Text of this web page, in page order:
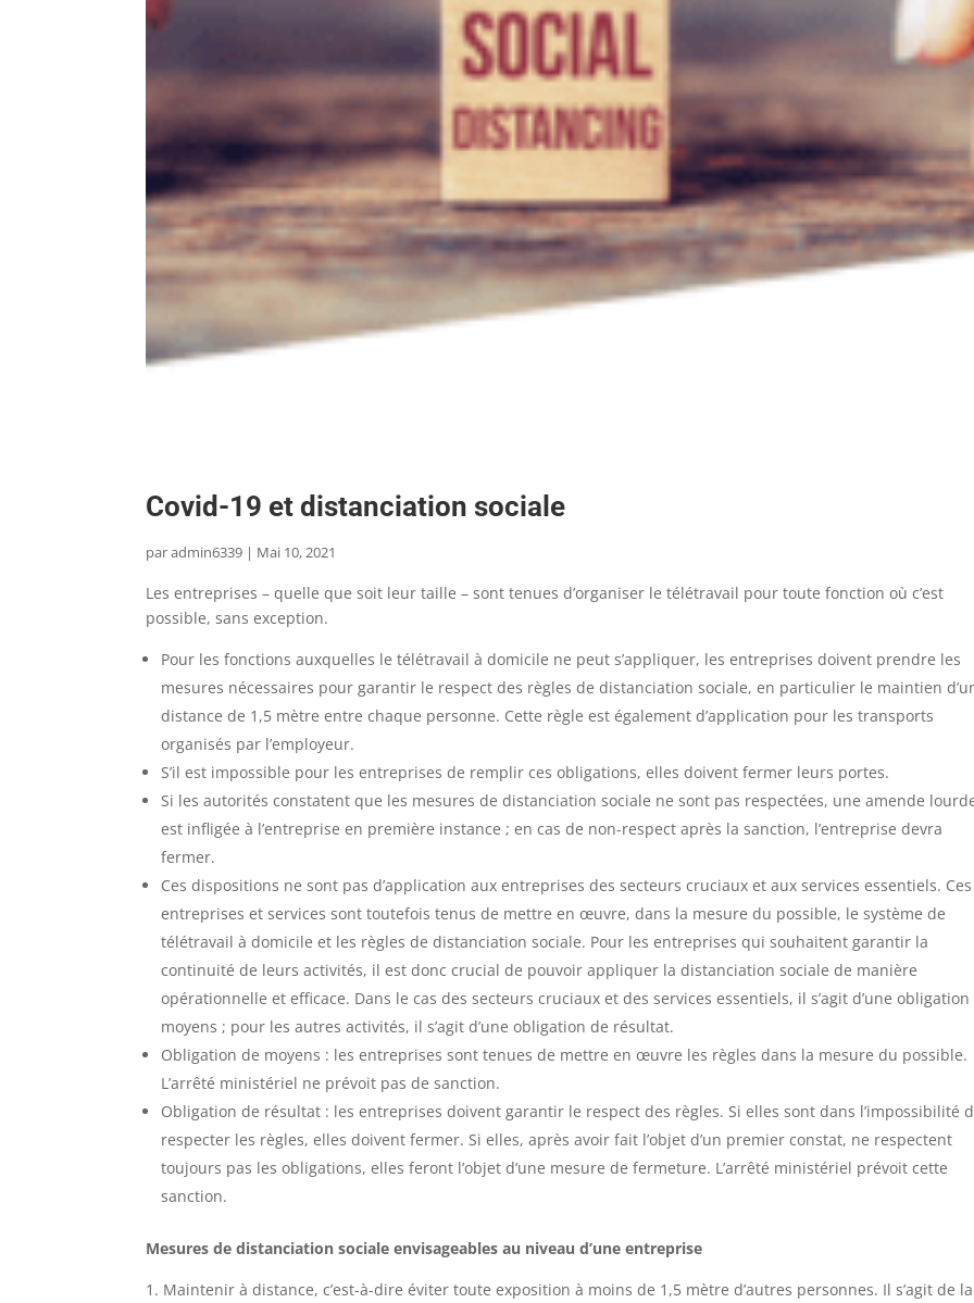
Covid-19 et distanciation sociale
paradmin6339 | Mai 10, 2021
Les entreprises – quelle que soit leur taille – sont tenues d’organiser le télétravail pour toute fonction où c’est
possible, sans exception.
Pour les fonctions auxquelles le télétravail à domicile ne peut s’appliquer, les entreprises doivent prendre les
mesures nécessaires pour garantir le respect des règles de distanciation sociale, en particulier le maintien
distance de 1,5 mètre entre chaque personne. Cette règle est également d’application pour les transports
organisés par l’employeur.
S’il est impossible pour les entreprises de remplir ces obligations, elles doivent fermer leurs portes.
Si les autorités constatent que les mesures de distanciation sociale ne sont pas respectées, une amende
est infligée à l’entreprise en première instance ; en cas de non-respect après la sanction, l’entreprise devra
fermer.
Ces dispositions ne sont pas d’application aux entreprises des secteurs cruciaux et aux services essentiels. Ces
entreprises et services sont toutefois tenus de mettre en œuvre, dans la mesure du possible, le système de
télétravail à domicile et les règles de distanciation sociale. Pour les entreprises qui souhaitent garantir la
continuité de leurs activités, il est donc crucial de pouvoir appliquer la distanciation sociale de manière
opérationnelle et efficace. Dans le cas des secteurs cruciaux et des services essentiels, il s’agit d’une
moyens ; pour les autres activités, il s’agit d’une obligation de résultat.
Obligation de moyens : les entreprises sont tenues de mettre en œuvre les règles dans la mesure du possible.
L’arrêté ministériel ne prévoit pas de sanction.
Obligation de résultat : les entreprises doivent garantir le respect des règles. Si elles sont dans l’impossibilité
respecter les règles, elles doivent fermer. Si elles, après avoir fait l’objet d’un premier constat, ne respectent
toujours pas les obligations, elles feront l’objet d’une mesure de fermeture. L’arrêté ministériel prévoit cette
sanction.
Mesures de distanciation sociale envisageables au niveau d’une entreprise
Maintenir à distance, c’est-à-dire éviter toute exposition à moins de 1,5 mètre d’autres personnes. Il s’agit de la